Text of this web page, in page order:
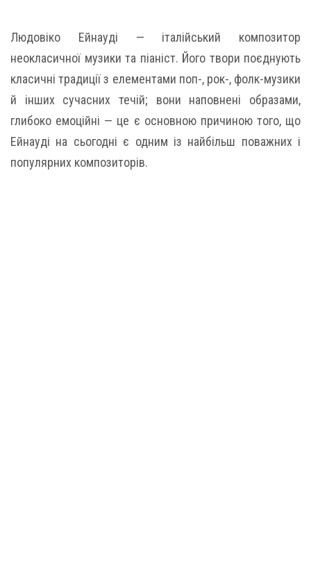
Людовіко Ейнауді — італійський композитор
неокласичної музики та піаніст. Його твори поєднують
класичні традиції з елементами поп-, рок-, фолк-музики
й інших сучасних течій; вони наповнені образами,
глибоко емоційні — це є основною причиною того, що
Ейнауді на сьогодні є одним із найбільш поважних і
популярних композиторів.